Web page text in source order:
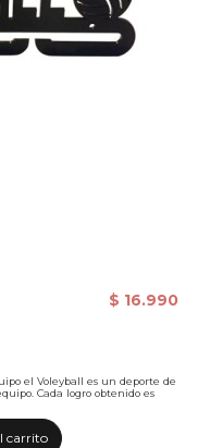
$ 16.990
el Voleyball es un deporte de
Cada logro obtenido es
carrito